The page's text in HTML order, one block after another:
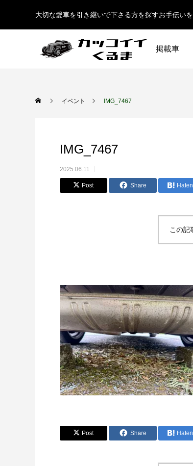
大切な愛車を引き継いで下さる方を探すお手伝い
掲載車
イベント IMG_7467
IMG_7467
2025.06.11
Post Share
この記
Post Share